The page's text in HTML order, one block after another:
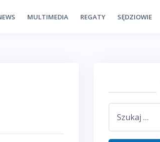
MULTIMEDIA REGATY SĘDZIOWIE